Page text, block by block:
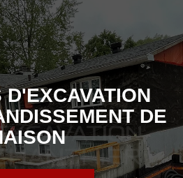
D'EXCAVATION
DE